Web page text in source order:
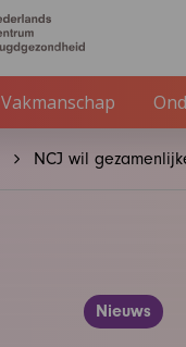
Vakmanschap
NCJ wil
Nieuws